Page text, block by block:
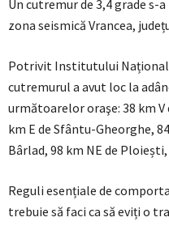
Un cutremur de 3,4 grade s-
zona seismică Vrancea,
Potrivit Institutului
cutremurul a avut loc la
următoarelor oraşe: 38 km V
km E de Sfântu-Gheorghe,
Bârlad, 98 km NE de Ploiești,
Reguli esențiale de
trebuie să faci ca să eviți o